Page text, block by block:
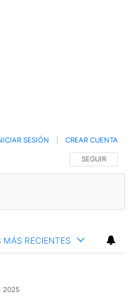
SIGA ESTA
SEGUIR
SESIÓN CREAR CUENTA
MÁS RECIENTES
2025